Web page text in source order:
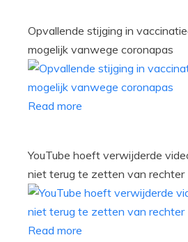
Opvallende stijging in
mogelijk vanwege coronapas
Read more
YouTube hoeft verwijderde
niet terug te zetten van rechter
Read more